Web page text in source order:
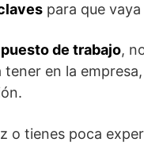
para que
puesto de trabajo,
tener en la
o tienes poca